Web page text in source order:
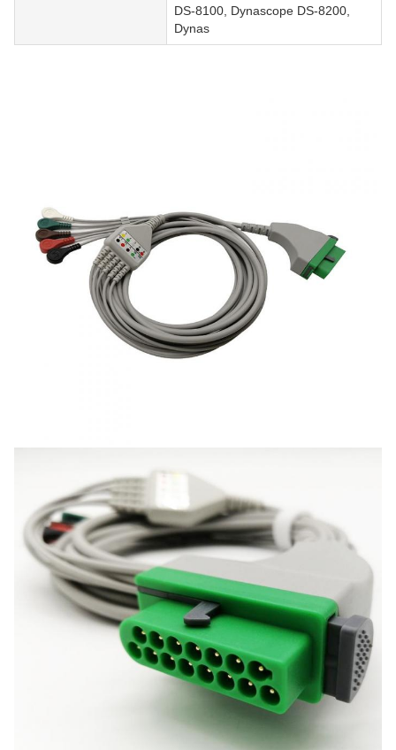
DS-8100, Dynascope DS-8200,
Dynas